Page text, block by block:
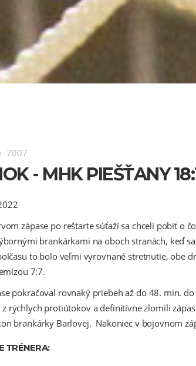
7007
- MHK PIEŠŤANY
zápase po reštarte súťaží sa chceli pobiť o
brankárkami na oboch stranách, keď
to bolo veľmi vyrovnané stretnutie, obe
7:7.
pokračoval rovnaký priebeh až do 48. min.
rýchlych protiútokov a definitívne zlomili
brankárky Barlovej. Nakoniec v bojovnom
TRÉNERA: